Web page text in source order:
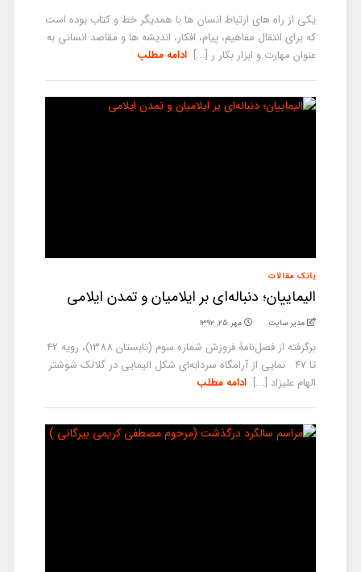
یکی از راه های ارتباط انسان ها با همدیگر خط و کتاب بوده است
که برای انتقال مفاهیم، پیام، افکار، اندیشه ها و مقاصد انسانی به
عنوان مهارت و ابزار بکار ر [...] ادامه مطلب
بانک مقالات
الیماییان؛ دنباله‌ای بر ایلامیان و تمدن ایلامی
مدیر سایت مهر ۲۵, ۱۳۹۲
برگرفته از فصل‌نامۀ فروزش شماره سوم (تابستان 1388)، رويه 42
تا 47 نمایی از آرامگاه سردابه‌ای شکل الیمایی در گلالک شوشتر
الهام علیزاد [...] ادامه مطلب